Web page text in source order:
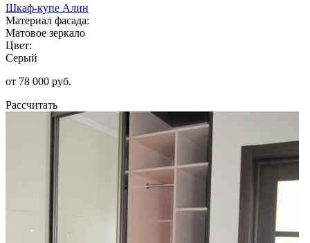
Шкаф-купе Алин
Материал фасада:
Матовое зеркало
Цвет:
Серый
от 78 000 руб.
Рассчитать